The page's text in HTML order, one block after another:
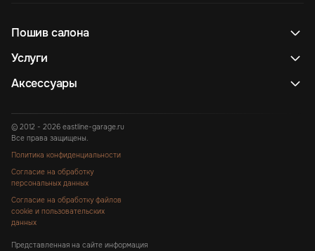
Пошив салона
Услуги
Аксессуары
© 2012 - 2026 eastline-garage.ru
Все права защищены.
Политика конфиденциальности
Согласие на обработку
персональных данных
Согласие на обработку файлов
cookie и пользовательских
данных
Представленная на сайте информация